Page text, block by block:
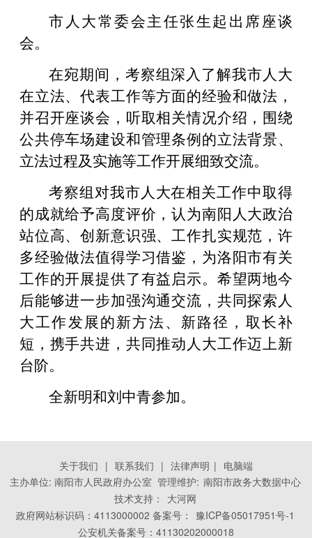
市人大常委会主任张生起出席座谈
会。
在宛期间，考察组深入了解我市人大
在立法、代表工作等方面的经验和做法，
并召开座谈会，听取相关情况介绍，围绕
公共停车场建设和管理条例的立法背景、
立法过程及实施等工作开展细致交流。
考察组对我市人大在相关工作中取得
的成就给予高度评价，认为南阳人大政治
站位高、创新意识强、工作扎实规范，许
多经验做法值得学习借鉴，为洛阳市有关
工作的开展提供了有益启示。希望两地今
后能够进一步加强沟通交流，共同探索人
大工作发展的新方法、新路径，取长补
短，携手共进，共同推动人大工作迈上新
台阶。
全新明和刘中青参加。
关于我们 | 联系我们 | 法律声明 | 电脑端
主办单位: 南阳市人民政府办公室 管理维护: 南阳市政务大数据中心
技术支持：
大河网
政府网站标识码：4113000002 备案号： 豫ICP备05017951号-1
公安机关备案号：41130202000018